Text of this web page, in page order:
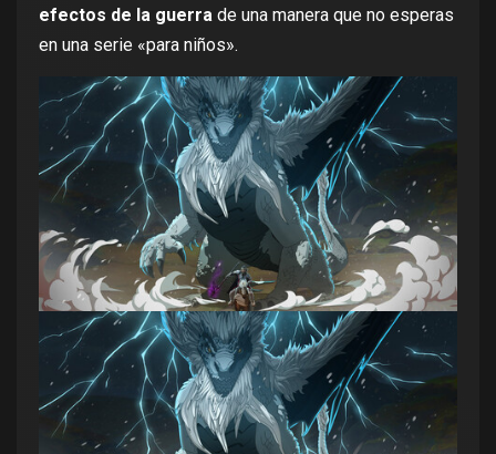
efectos de la guerra de una manera que no esperas
en una serie «para niños».